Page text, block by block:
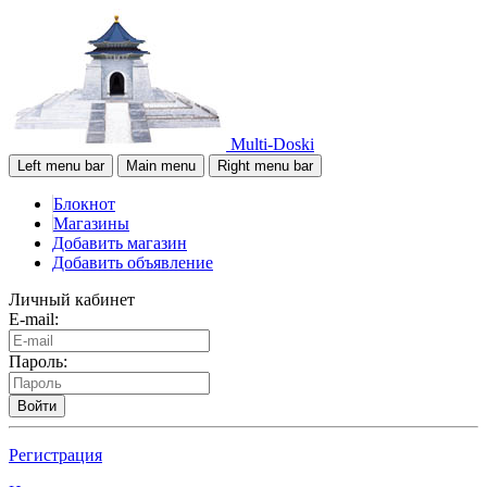
Multi-Doski
Left menu bar Main menu Right menu bar
Блокнот
Магазины
Добавить магазин
Добавить объявление
Личный кабинет
E-mail:
Пароль:
Войти
Регистрация